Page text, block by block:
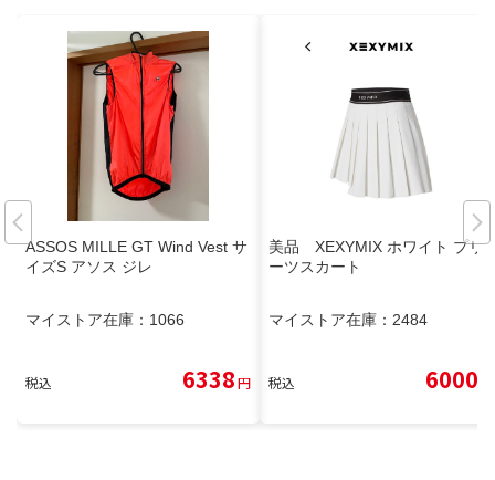
ASSOS MILLE GT Wind Vest サ
イズS アソス ジレ
マイストア在庫： 1066
税込 6338円
美品 XEXYMIX ホワイト プリ
ーツスカート
マイストア在庫： 2484
税込 6000